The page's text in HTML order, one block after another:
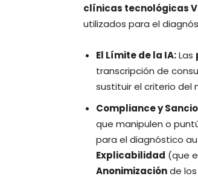
clínicas tecnológicas
utilizados para el
El Límite de la IA:Las
transcripción de
sustituir el criterio del
Compliance y
que manipulen o
para el diagnóstico
Explicabilidad (que
Anonimizaciónde